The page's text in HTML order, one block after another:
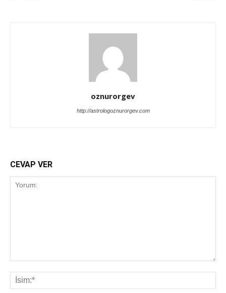
oznurorgev
http://astrologoznurorgev.com
CEVAP VER